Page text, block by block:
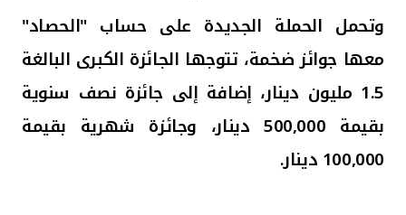
وتحمل الحملة الجديدة على حساب "الحصاد"
معها جوائزضخمة، تتوجها الجائزة الكبرى البالغة
1.5 مليون دينار، إضافة إلى جائزة نصف س
نوية
بقيمة 500,000 دينار، وجائزة شهرية بقيمة
100,000 دينار.